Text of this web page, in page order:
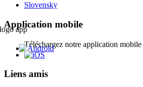
Slovensky
Application mobile
Téléchargez notre application
Liens amis